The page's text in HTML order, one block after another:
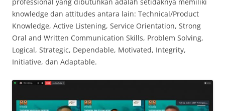
knowledge dan attitudes antara lain: Technical/Product
Knowledge, Active Listening, Service Orientation, Strong
Oral and Written Communication Skills, Problem Solving,
Logical, Strategic, Dependable, Motivated, Integrity,
Initiative, dan Adaptable.